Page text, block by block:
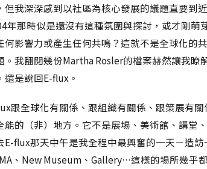
但我深深感到以社區為核心發展的議題直要到
年那時似是還沒有這種氛圍與探討，或才剛萌
何影響力或產生任何共鳴？這就不是全球化的
。我翻閱幾份Martha Rosler的檔案赫然讓我瞭
還是說回E-flux。
跟全球化有關係、跟組織有關係、跟策展有
能的（非）地方。它不是展場、美術館、講堂
E-flux那天中午是我全程中最興奮的一天－造
、New Museum、Gallery…這樣的場所幾乎